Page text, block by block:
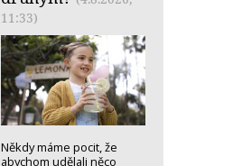
11:33)
Někdy máme pocit, že
abychom udělali něco